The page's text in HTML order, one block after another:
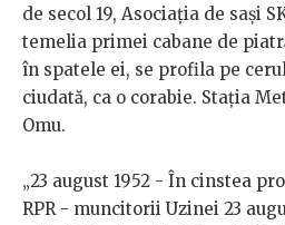
de secol 19, Asociația de sași
temelia primei cabane de
în spatele ei, se profila pe
ciudată, ca o corabie. Stația
Omu.
„23 august 1952 - În cinstea
RPR - muncitorii Uzinei 23